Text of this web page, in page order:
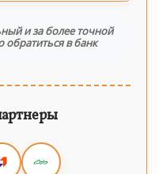
и за более точной
в банк